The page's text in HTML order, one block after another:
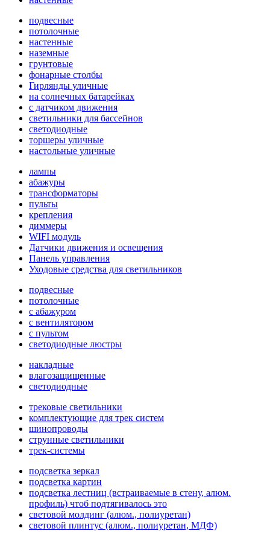
подвесные
потолочные
настенные
наземные
грунтовые
фонарные столбы
Гирлянды уличные
на солнечных батарейках
с датчиком движения
светильники для бассейнов
светодиодные
торшеры уличные
настольные уличные
лампы
абажуры
трансформаторы
пульты
крепления
диммеры
WIFI модуль
Датчики движения и освещения
Панель управления
Уходовые средства для светильников
подвесные
потолочные
с абажуром
с вентилятором
с пультом
светодиодные люстры
накладные
влагозащищенные
светодиодные
трековые светильники
комплектующие для трек систем
шинопроводы
струнные светильники
трек-системы
подсветка зеркал
подсветка картин
подсветка лестниц (встраиваемые в стену, алюм.
профиль) чтоб подтягивалось это
световой молдинг (алюм., полиуретан)
световой плинтус (алюм., полиуретан, МДФ)